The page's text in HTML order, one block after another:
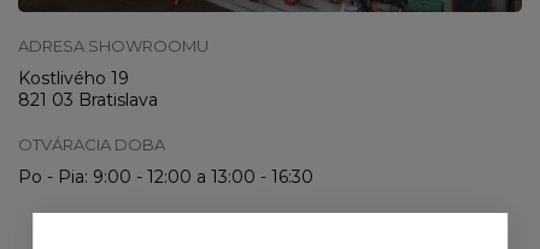
ADRESA SHOWROOMU
Kostlivého 19
821 03 Bratislava
OTVÁRACIA DOBA
Po - Pia: 9:00 - 12:00 a 13:00 - 16:30